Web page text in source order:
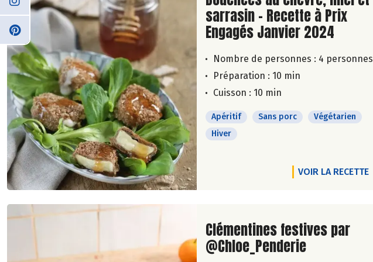
sarrasin - Recette à Prix
Engagés Janvier 2024
Nombre de personnes : 4 personnes
Préparation : 10 min
Cuisson : 10 min
Apéritif Sans porc
Végétarien
Hiver
VOIR LA RECETTE
Lire la suite de la recette
Clémentines festives par
@Chloe_Penderie